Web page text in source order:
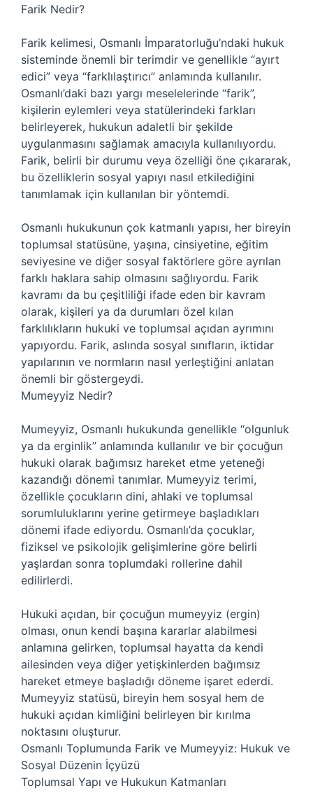
Farik Nedir?
Farik kelimesi, Osmanlı İmparatorluğu’ndaki hukuk
sisteminde önemli bir terimdir ve genellikle “ayırt
edici” veya “farklılaştırıcı” anlamında kullanılır.
Osmanlı’daki bazı yargı meselelerinde “farik”,
kişilerin eylemleri veya statülerindeki farkları
belirleyerek, hukukun adaletli bir şekilde
uygulanmasını sağlamak amacıyla kullanılıyordu.
Farik, belirli bir durumu veya özelliği öne çıkararak,
bu özelliklerin sosyal yapıyı nasıl etkilediğini
tanımlamak için kullanılan bir yöntemdi.
Osmanlı hukukunun çok katmanlı yapısı, her bireyin
toplumsal statüsüne, yaşına, cinsiyetine, eğitim
seviyesine ve diğer sosyal faktörlere göre ayrılan
farklı haklara sahip olmasını sağlıyordu. Farik
kavramı da bu çeşitliliği ifade eden bir kavram
olarak, kişileri ya da durumları özel kılan
farklılıkların hukuki ve toplumsal açıdan ayrımını
yapıyordu. Farik, aslında sosyal sınıfların, iktidar
yapılarının ve normların nasıl yerleştiğini anlatan
önemli bir göstergeydi.
Mumeyyiz Nedir?
Mumeyyiz, Osmanlı hukukunda genellikle “olgunluk
ya da erginlik” anlamında kullanılır ve bir çocuğun
hukuki olarak bağımsız hareket etme yeteneği
kazandığı dönemi tanımlar. Mumeyyiz terimi,
özellikle çocukların dini, ahlaki ve toplumsal
sorumluluklarını yerine getirmeye başladıkları
dönemi ifade ediyordu. Osmanlı’da çocuklar,
fiziksel ve psikolojik gelişimlerine göre belirli
yaşlardan sonra toplumdaki rollerine dahil
edilirlerdi.
Hukuki açıdan, bir çocuğun mumeyyiz (ergin)
olması, onun kendi başına kararlar alabilmesi
anlamına gelirken, toplumsal hayatta da kendi
ailesinden veya diğer yetişkinlerden bağımsız
hareket etmeye başladığı döneme işaret ederdi.
Mumeyyiz statüsü, bireyin hem sosyal hem de
hukuki açıdan kimliğini belirleyen bir kırılma
noktasını oluşturur.
Osmanlı Toplumunda Farik ve Mumeyyiz: Hukuk ve
Sosyal Düzenin İçyüzü
Toplumsal Yapı ve Hukukun Katmanları